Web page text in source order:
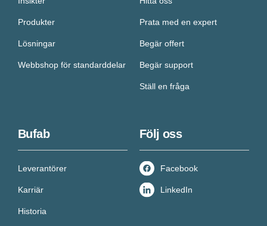
Produkter
Lösningar
Webbshop för standarddelar
Prata med en expert
Begär offert
Begär support
Ställ en fråga
Bufab
Leverantörer
Karriär
Historia
Följ oss
Facebook
LinkedIn